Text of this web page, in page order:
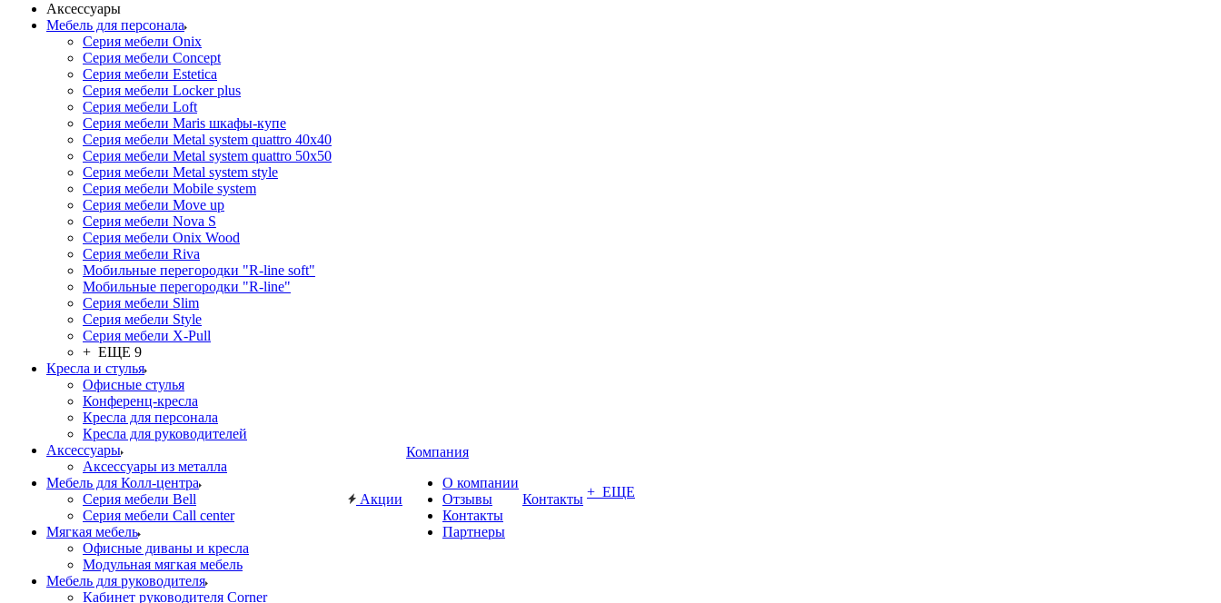
Аксессуары
Мебель для персонала
Серия мебели Onix
Серия мебели Concept
Серия мебели Estetica
Серия мебели Locker plus
Серия мебели Loft
Серия мебели Maris шкафы-купе
Серия мебели Metal system quattro 40x40
Серия мебели Metal system quattro 50x50
Серия мебели Metal system style
Серия мебели Mobile system
Серия мебели Move up
Серия мебели Nova S
Серия мебели Onix Wood
Серия мебели Riva
Мобильные перегородки "R-line soft"
Мобильные перегородки "R-line"
Серия мебели Slim
Серия мебели Style
Серия мебели X-Pull
+ ЕЩЕ 9
Кресла и стулья
Офисные стулья
Конференц-кресла
Кресла для персонала
Кресла для руководителей
Аксессуары
Аксессуары из металла
Мебель для Колл-центра
Серия мебели Bell
Серия мебели Call center
Мягкая мебель
Офисные диваны и кресла
Модульная мягкая мебель
Мебель для руководителя
Кабинет руководителя Corner
Акции
Компания
О компании
Отзывы
Контакты
Партнеры
Контакты + ЕЩЕ